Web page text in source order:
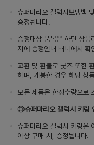
슈퍼마리오 갤럭시보냉백
증정됩니다.
증정대상 품목은 하단 상품
지에 증정안내 배너에서 확
교환 및 환불로 굿즈 또한
하며, 개봉한 경우 해당 상
모든 제품은 한정수량으로
◎슈퍼마리오 갤럭시 키링
슈퍼마리오 갤럭시 키링은
이상 구매 시, 증정됩니다.